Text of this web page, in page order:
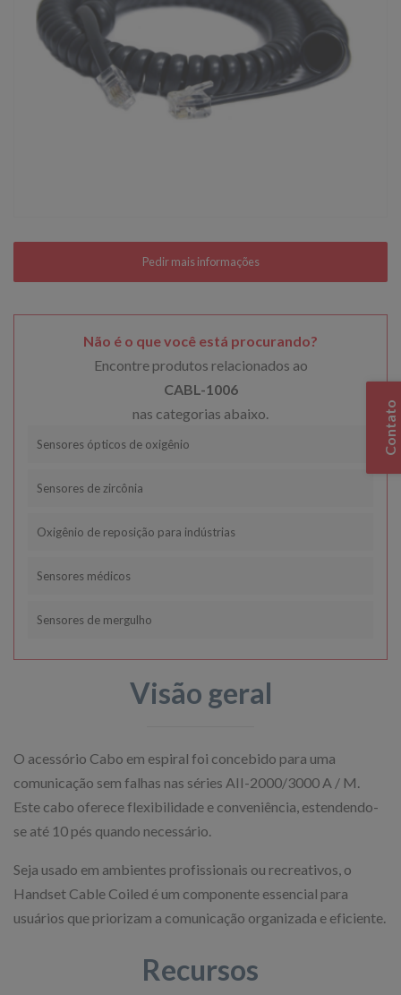
Não é o que você está procurando?
Encontre produtos relacionados ao
CABL-1006
nas categorias abaixo.
Sensores ópticos de oxigênio
Sensores de zircônia
Oxigênio de reposição para indústrias
Sensores médicos
Sensores de mergulho
Visão geral
O acessório Cabo em espiral foi concebido para uma
comunicação sem falhas nas séries AII-2000/3000 A / M.
Este cabo oferece flexibilidade e conveniência, estendendo-
se até 10 pés quando necessário.
Seja usado em ambientes profissionais ou recreativos, o
Handset Cable Coiled é um componente essencial para
usuários que priorizam a comunicação organizada e eficiente.
Recursos
Contato